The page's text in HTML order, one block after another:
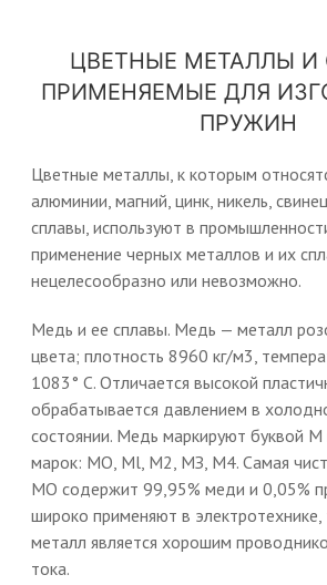
ЦВЕТНЫЕ МЕТАЛЛЫ И
ПРИМЕНЯЕМЫЕ ДЛЯ
ПРУЖИН
Цветные металлы, к которым
алюминии, магний, цинк, никель,
сплавы, используют в
применение черных металлов и их
нецелесообразно или невозможно.
Медь и ее сплавы. Медь — металл
цвета; плотность 8960 кг/м3,
1083° С. Отличается высокой
обрабатывается давлением в
состоянии. Медь маркируют буквой М
марок: МО, Ml, М2, МЗ, М4. Самая
МО содержит 99,95% меди и 0,05%
широко применяют в электротехнике,
металл является хорошим
тока.